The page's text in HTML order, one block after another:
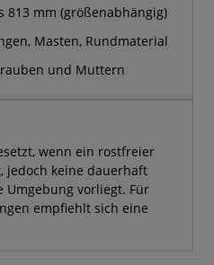
813 mm (größenabhängig)
Masten, Rundmaterial
und Muttern
wenn ein rostfreier
jedoch keine dauerhaft
Umgebung vorliegt. Für
empfiehlt sich eine